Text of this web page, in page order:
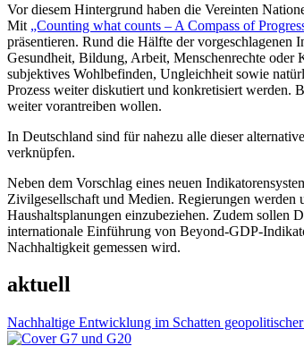
Vor diesem Hintergrund haben die Vereinten
Mit „Counting what counts – A Compass of
präsentieren. Rund die Hälfte der vorgeschlagenen
Gesundheit, Bildung, Arbeit, Menschenrechte oder
subjektives Wohlbefinden, Ungleichheit sowie
Prozess weiter diskutiert und konkretisiert werden.
weiter vorantreiben wollen.
In Deutschland sind für nahezu alle dieser
verknüpfen.
Neben dem Vorschlag eines neuen
Zivilgesellschaft und Medien. Regierungen werden
Haushaltsplanungen einzubeziehen. Zudem sollen
internationale Einführung von Beyond-GDP-
Nachhaltigkeit gemessen wird.
aktuell
Nachhaltige Entwicklung im Schatten